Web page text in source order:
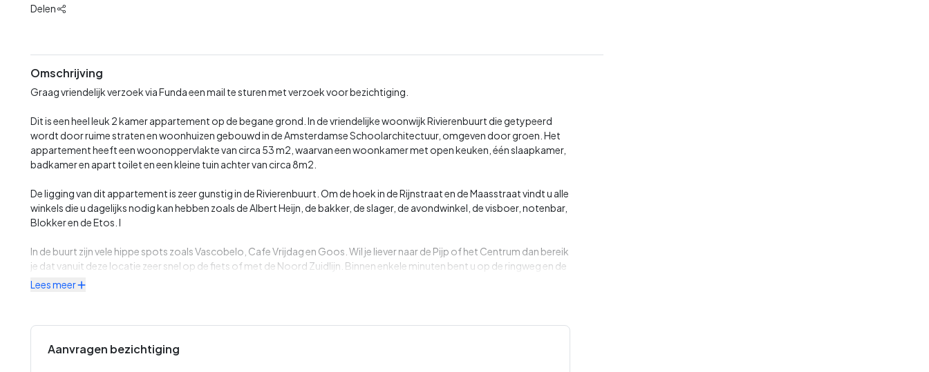
Delen
Omschrijving
Graag vriendelijk verzoek via Funda een mail te sturen met verzoek voor bezichtiging.
Dit is een heel leuk 2 kamer appartement op de begane grond. In de vriendelijke woonwijk Rivierenbuurt die getypeerd
wordt door ruime straten en woonhuizen gebouwd in de Amsterdamse Schoolarchitectuur, omgeven door groen. Het
appartement heeft een woonoppervlakte van circa 53 m2, waarvan een woonkamer met open keuken, één slaapkamer,
badkamer en apart toilet en een kleine tuin achter van circa 8m2.
De ligging van dit appartement is zeer gunstig in de Rivierenbuurt. Om de hoek in de Rijnstraat en de Maasstraat vindt u alle
winkels die u dagelijks nodig kan hebben zoals de Albert Heijn, de bakker, de slager, de avondwinkel, de visboer, notenbar,
Blokker en de Etos. I
In de buurt zijn vele hippe spots zoals Vascobelo, Cafe Vrijdag en Goos. Wil je liever naar de Pijp of het Centrum dan bereik
je dat vanuit deze locatie zeer snel op de fiets of met de Noord Zuidlijn. Binnen enkele minuten bent u op de ringweg en de
autosnelwegen A10 en A2. Ook de openbaar vervoer verbindingen zijn vanuit deze locatie goed. De achtergelegen
gerenoveerde Mirandabad, de Amstel, het Martin Luther Kingpark, het Amstelpark en het Beatrixpark.
Er is altijd voldoende parkeergelegenheid voor de deur (parkeren via vergunningstelsel met een korte wachttijd).
Lees meer
Aanvragen bezichtiging